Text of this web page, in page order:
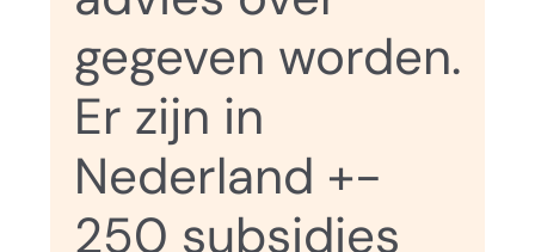
gegeven worden.
Er zijn in
Nederland +-
250 subsidies